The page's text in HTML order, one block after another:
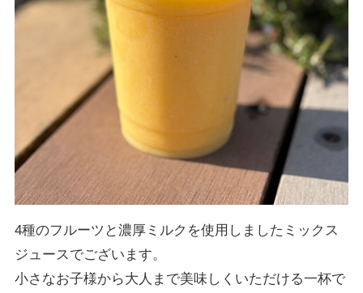
4種のフルーツと濃厚ミルクを使用しましたミックス
ジュースでございます。
小さなお子様から大人まで美味しくいただける一杯で